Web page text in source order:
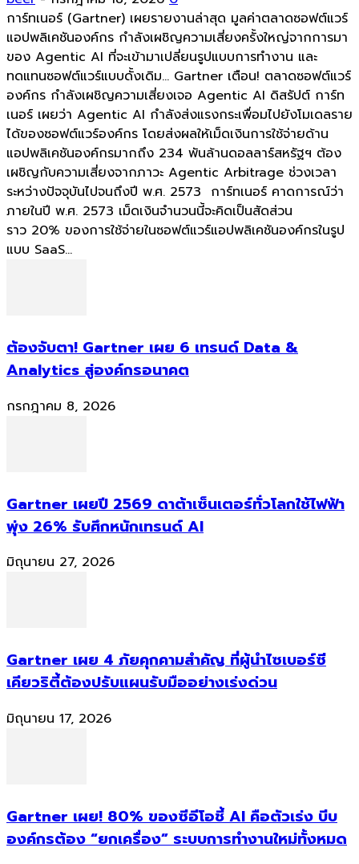
การ์ทเนอร์ (Gartner) เผยรายงานล่าสุด มูลค่าตลาดซอฟต์แวร์
แอปพลิเคชันองค์กร กำลังเผชิญความเสี่ยงครั้งใหญ่จากการมา
ของ Agentic AI ที่จะเข้ามาเปลี่ยนรูปแบบการทำงาน และ
ทดแทนซอฟต์แวร์แบบดั้งเดิม... Gartner เตือน! ตลาดซอฟต์แวร์
องค์กร กำลังเผชิญความเสี่ยงเจอ Agentic AI ดิสรัปต์ การ์ท
เนอร์ เผยว่า Agentic AI กำลังส่งแรงกระเพื่อมไปยังโมเดลราย
ได้ของซอฟต์แวร์องค์กร โดยส่งผลให้เม็ดเงินการใช้จ่ายด้าน
แอปพลิเคชันองค์กรมากถึง 234 พันล้านดอลลาร์สหรัฐฯ ต้อง
เผชิญกับความเสี่ยงจากภาวะ Agentic Arbitrage ช่วงเวลา
ระหว่างปัจจุบันไปจนถึงปี พ.ศ. 2573 การ์ทเนอร์ คาดการณ์ว่า
ภายในปี พ.ศ. 2573 เม็ดเงินจำนวนนี้จะคิดเป็นสัดส่วน
ราว 20% ของการใช้จ่ายในซอฟต์แวร์แอปพลิเคชันองค์กรในรูป
แบบ SaaS...
ต้องจับตา! Gartner เผย 6 เทรนด์ Data &
Analytics สู่องค์กรอนาคต
กรกฎาคม 8, 2026
Gartner เผยปี 2569 ดาต้าเซ็นเตอร์ทั่วโลกใช้ไฟฟ้า
พุ่ง 26% รับศึกหนักเทรนด์ AI
มิถุนายน 27, 2026
Gartner เผย 4 ภัยคุกคามสำคัญ ที่ผู้นำไซเบอร์ซี
เคียวริตี้ต้องปรับแผนรับมืออย่างเร่งด่วน
มิถุนายน 17, 2026
Gartner เผย! 80% ของซีอีโอชี้ AI คือตัวเร่ง บีบ
องค์กรต้อง “ยกเครื่อง” ระบบการทำงานใหม่ทั้งหมด